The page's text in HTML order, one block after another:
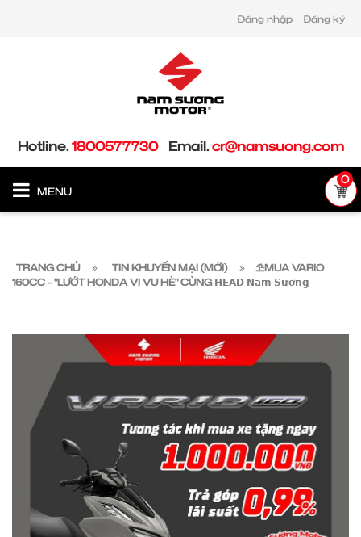
Đăng nhập Đăng ký
Hotline.1800577730 Email.cr@namsuong.com
MENU
0
TRANG CHỦ TIN KHUYẾN MẠI (MỚI)
⛱️MUA VARIO
160CC - "LƯỚT HONDA VI VU HÈ" CÙNG 𝗛𝗘𝗔𝗗 𝗡𝗮𝗺 𝗦𝘂̛𝗼̛𝗻𝗴